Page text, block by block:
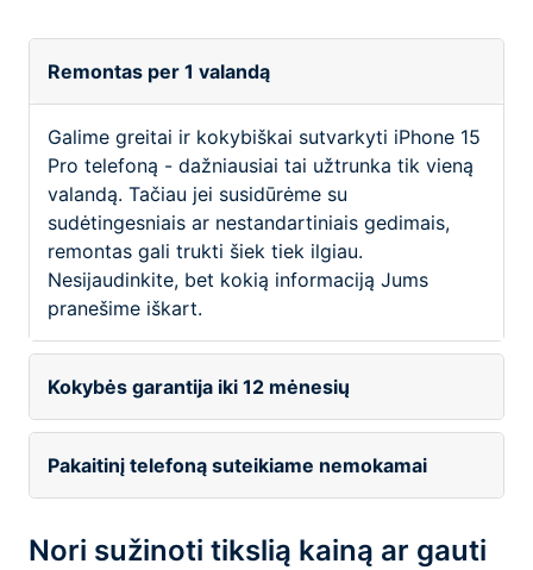
Remontas per 1 valandą
Galime greitai ir kokybiškai sutvarkyti iPhone 15
Pro telefoną - dažniausiai tai užtrunka tik vieną
valandą. Tačiau jei susidūrėme su
sudėtingesniais ar nestandartiniais gedimais,
remontas gali trukti šiek tiek ilgiau.
Nesijaudinkite, bet kokią informaciją Jums
pranešime iškart.
Kokybės garantija iki 12 mėnesių
Pakaitinį telefoną suteikiame nemokamai
Nori sužinoti tikslią kainą ar gauti